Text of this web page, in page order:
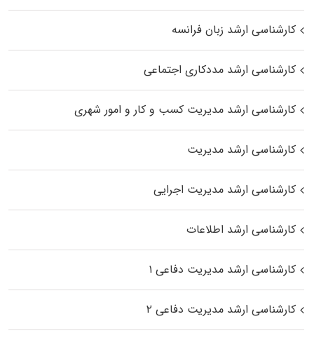
کارشناسی ارشد زبان فرانسه
کارشناسی ارشد مددکاری اجتماعی
کارشناسی ارشد مدیریت کسب و کار و امور شهری
کارشناسی ارشد مدیریت
کارشناسی ارشد مدیریت اجرایی
کارشناسی ارشد اطلاعات
کارشناسی ارشد مدیریت دفاعی ۱
کارشناسی ارشد مدیریت دفاعی ۲